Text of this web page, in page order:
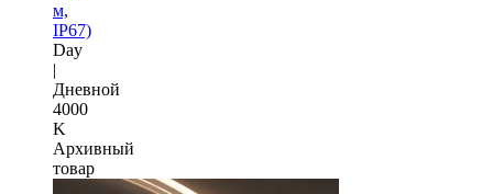
м,
IP67)
Day
|
Дневной
4000
K
Архивный
товар